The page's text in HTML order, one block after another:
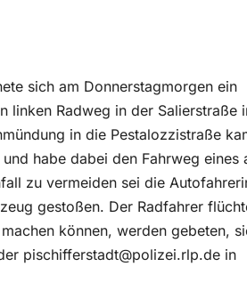
sich am Donnerstagmorgen ein
linken Radweg in der Salierstraße
in die Pestalozzistraße
habe dabei den Fahrweg eines
zu vermeiden sei die
gestoßen. Der Radfahrer
können, werden gebeten,
pischifferstadt@polizei.rlp.de in